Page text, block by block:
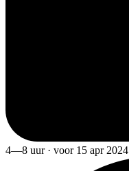
4—8 uur · voor 15 apr 2024